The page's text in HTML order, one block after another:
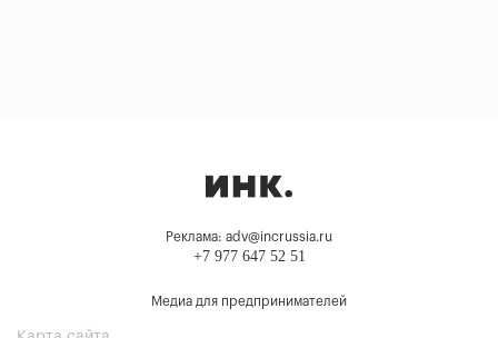
Реклама: adv@incrussia.ru
+7 977 647 52 51
Медиа для предпринимателей